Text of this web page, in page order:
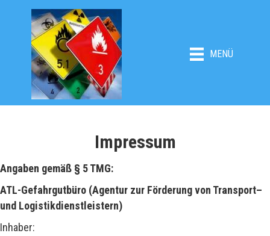
MENÜ
Impressum
Angaben gemäß § 5 TMG:
ATL-Gefahrgutbüro (Agentur zur Förderung von Transport–
und Logistikdienstleistern)
Inhaber: